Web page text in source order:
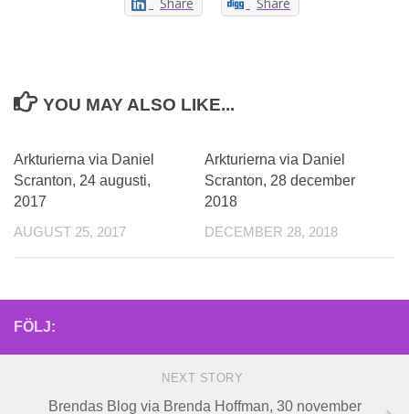
YOU MAY ALSO LIKE...
Arkturierna via Daniel
Scranton, 24 augusti,
2017
AUGUST 25, 2017
Arkturierna via Daniel
Scranton, 28 december
2018
DECEMBER 28, 2018
FÖLJ:
NEXT STORY
Brendas Blog via Brenda Hoffman, 30 november